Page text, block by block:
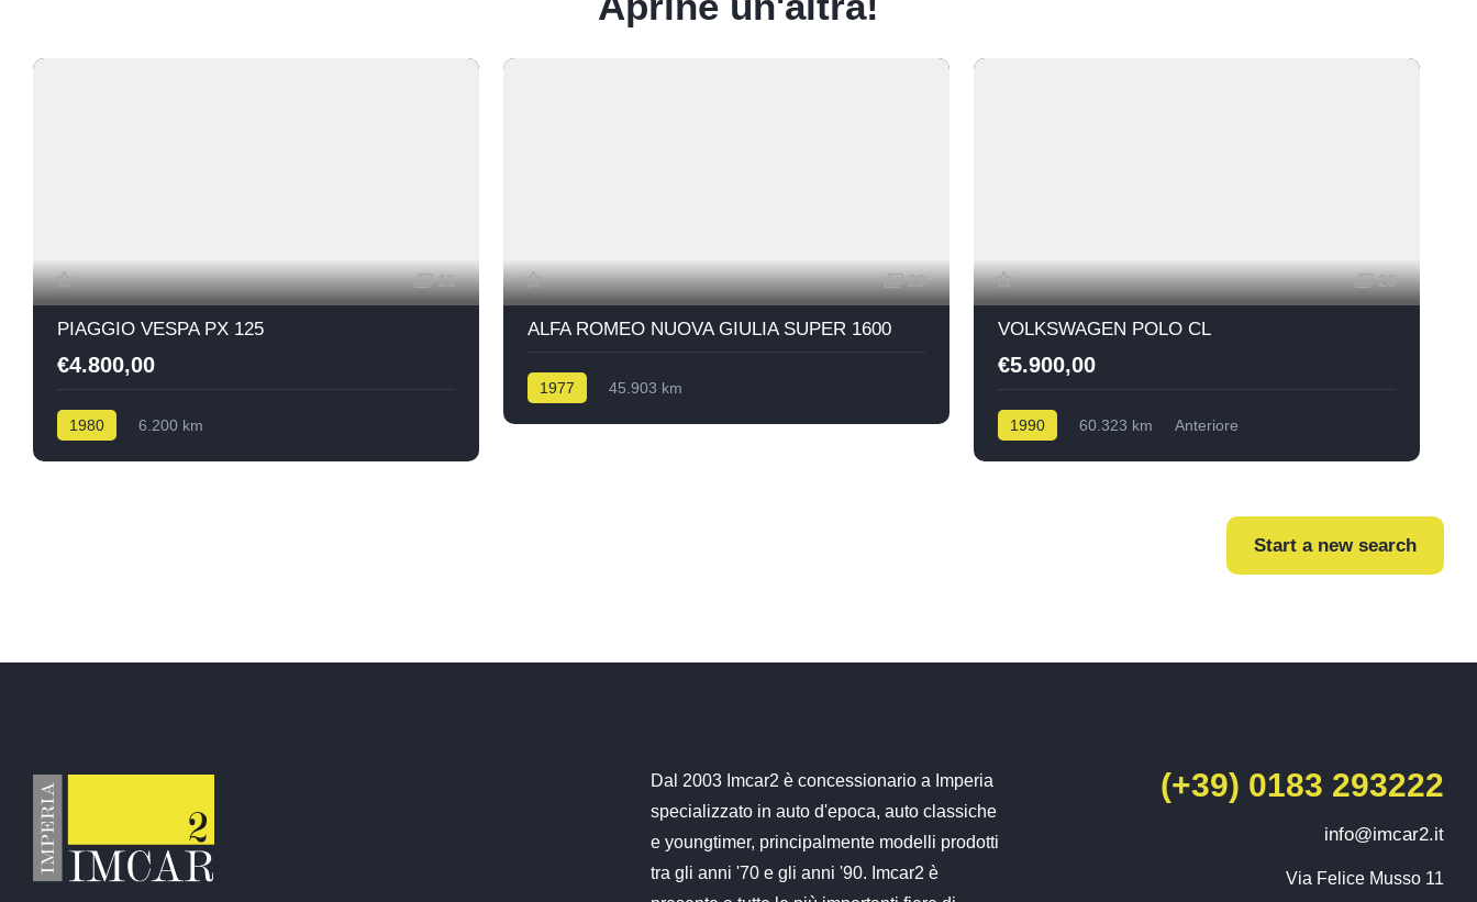
11
PIAGGIO VESPA PX 125
€4.800,00
1980 6.200 km
29
ALFA ROMEO NUOVA GIULIA SUPER 1600
1977 45.903 km
26
VOLKSWAGEN POLO CL
€5.900,00
1990 60.323 km Anteriore
Start a new search
Dal 2003 Imcar2 è concessionario a Imperia
specializzato in auto d'epoca, auto classiche
e youngtimer, principalmente modelli prodotti
tra gli anni '70 e gli anni '90. Imcar2 è
(+39) 0183 293222
info@imcar2.it
Via Felice Musso 11